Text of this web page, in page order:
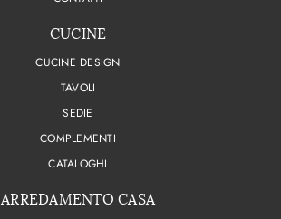
CUCINE
CUCINE DESIGN
TAVOLI
SEDIE
COMPLEMENTI
CATALOGHI
ARREDAMENTO CASA